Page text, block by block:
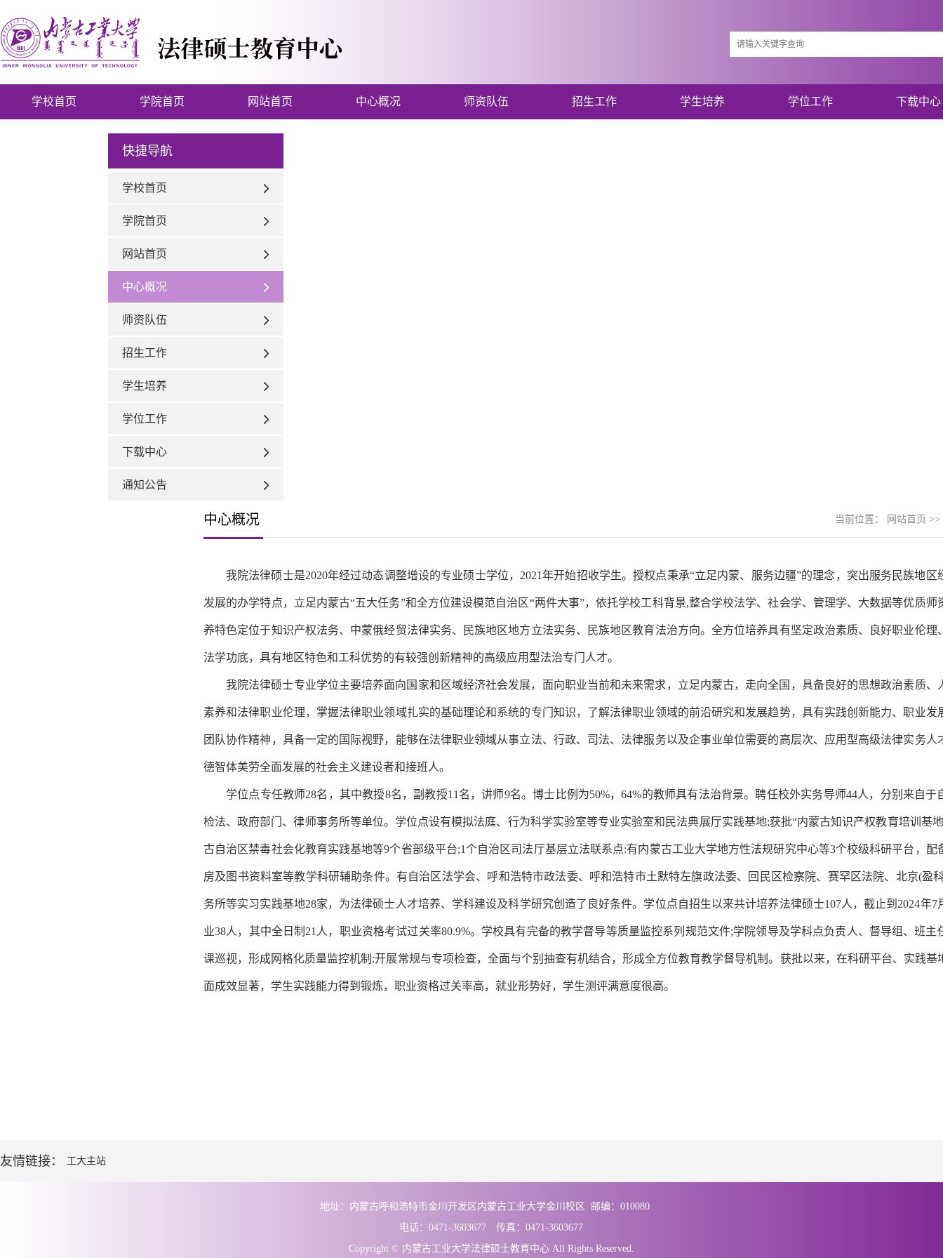
学校首页 学院首页 网站首页 中心概况 师资队伍 招生工作 学生培养 学位工作 下载中心
快捷导航
学校首页
学院首页
网站首页
中心概况
师资队伍
招生工作
学生培养
学位工作
下载中心
通知公告
中心概况 当前位置： 网站首页 >>
我院法律硕士是2020年经过动态调整增设的专业硕士学位，2021年开始招收学生。授权点秉承“立足内蒙、服务边疆”的理念，突出服务民族地区
发展的办学特点，立足内蒙古“五大任务”和全方位建设模范自治区“两件大事”，依托学校工科背景,整合学校法学、社会学、管理学、大数据等优质师
养特色定位于知识产权法务、中蒙俄经贸法律实务、民族地区地方立法实务、民族地区教育法治方向。全方位培养具有坚定政治素质、良好职业伦理
法学功底，具有地区特色和工科优势的有较强创新精神的高级应用型法治专门人才。
我院法律硕士专业学位主要培养面向国家和区域经济社会发展，面向职业当前和未来需求，立足内蒙古，走向全国，具备良好的思想政治素质、
素养和法律职业伦理，掌握法律职业领域扎实的基础理论和系统的专门知识，了解法律职业领域的前沿研究和发展趋势，具有实践创新能力、职业发
团队协作精神，具备一定的国际视野，能够在法律职业领域从事立法、行政、司法、法律服务以及企事业单位需要的高层次、应用型高级法律实务人
德智体美劳全面发展的社会主义建设者和接班人。
学位点专任教师28名，其中教授8名，副教授11名，讲师9名。博士比例为50%，64%的教师具有法治背景。聘任校外实务导师44人，分别来自于
检法、政府部门、律师事务所等单位。学位点设有模拟法庭、行为科学实验室等专业实验室和民法典展厅实践基地;获批“内蒙古知识产权教育培训基
古自治区禁毒社会化教育实践基地等9个省部级平台;1个自治区司法厅基层立法联系点:有内蒙古工业大学地方性法规研究中心等3个校级科研平台，配
房及图书资料室等教学科研辅助条件。有自治区法学会、呼和浩特市政法委、呼和浩特市土默特左旗政法委、回民区检察院、赛罕区法院、北京(盈
务所等实习实践基地28家，为法律硕士人才培养、学科建设及科学研究创造了良好条件。学位点自招生以来共计培养法律硕士107人，截止到2024年7
业38人，其中全日制21人，职业资格考试过关率80.9%。学校具有完备的教学督导等质量监控系列规范文件;学院领导及学科点负责人、督导组、班主
课巡视，形成网格化质量监控机制:开展常规与专项检查，全面与个别抽查有机结合，形成全方位教育教学督导机制。获批以来，在科研平台、实践基
面成效显著，学生实践能力得到锻炼，职业资格过关率高，就业形势好，学生测评满意度很高。
友情链接： 工大主站
地址：内蒙古呼和浩特市金川开发区内蒙古工业大学金川校区 邮编：010080
电话：0471-3603677 传真：0471-3603677
Copyright © 内蒙古工业大学法律硕士教育中心 All Rights Reserved.